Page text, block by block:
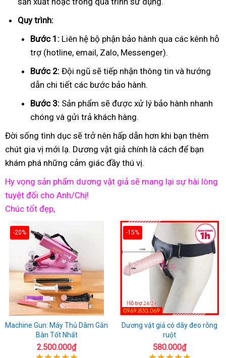
Quy trình:
Bước 1: Liên hệ bộ phận bảo hành qua các kênh hỗ
trợ (hotline, email, Zalo, Messenger).
Bước 2: Đội ngũ sẽ tiếp nhận thông tin và hướng
dẫn chi tiết các bước bảo hành.
Bước 3: Sản phẩm sẽ được xử lý bảo hành nhanh
chóng và gửi trả khách hàng.
Đời sống tình dục sẽ trở nên hấp dẫn hơn khi bạn thêm
chút gia vị mới lạ. Dương vật giả chính là cách để bạn
khám phá những cảm giác đầy thú vị.
Hy vọng sản phẩm dương vật giả sẽ mang lại sự hài lòng
tuyệt đối cho Anh/Chị!
Chúc tốt đẹp,
-20%
Machine Gun: Máy Thủ Dâm Gắn
Bàn Tốt Nhất
2.500.000₫
-15%
Dương vật giả có dây đeo rỗng
ruột
580.000₫